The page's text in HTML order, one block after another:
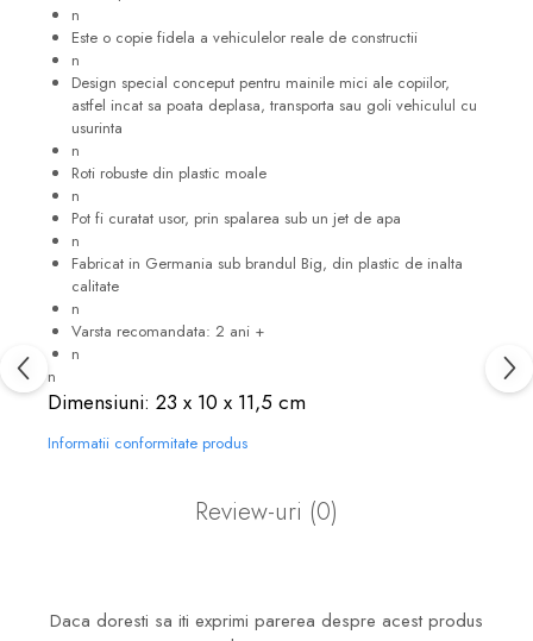
n
Este o copie fidela a vehiculelor reale de constructii
n
Design special conceput pentru mainile mici ale copiilor,
astfel incat sa poata deplasa, transporta sau goli vehiculul cu
usurinta
n
Roti robuste din plastic moale
n
Pot fi curatat usor, prin spalarea sub un jet de apa
n
Fabricat in Germania sub brandul Big, din plastic de inalta
calitate
n
Varsta recomandata: 2 ani +
n
n
Dimensiuni: 23 x 10 x 11,5 cm
Informatii conformitate produs
Review-uri (0)
Daca doresti sa iti exprimi parerea despre acest produs